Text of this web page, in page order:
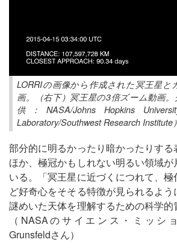
LORRIの画像から作成された冥王星
画。（右下）冥王星の3倍ズーム動画
供：NASA/Johns Hopkins
Laboratory/Southwest Research Institute）
部分的に明るかったり暗かったりす
ほか、極冠かもしれない明るい領域
いる。「冥王星に近づくにつれて、
ど好奇心をそそる特徴が見られるよう
謎めいた天体を理解するための科学的
（NASAのサイエンス・ミッシ
Grunsfeldさん）